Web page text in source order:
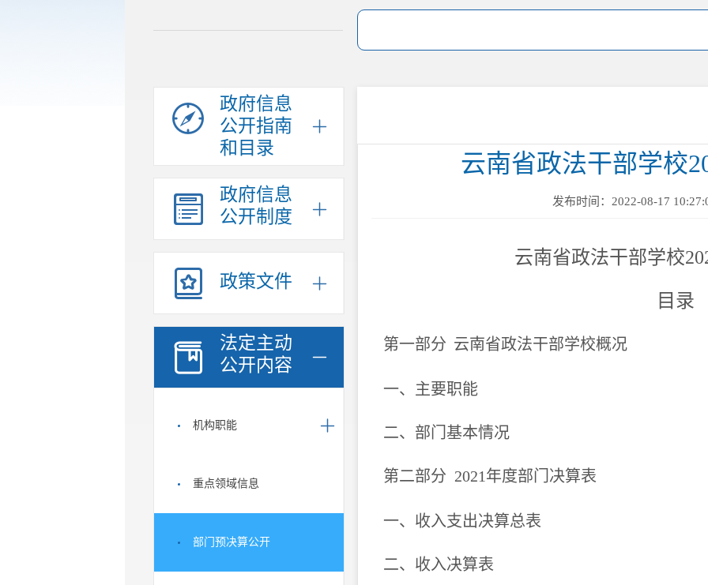
政府信息
公开指南
和目录
政府信息
公开制度
政策文件
法定主动
公开内容
机构职能
重点领域信息
部门预决算公开
云南省政法干部学校
发布时间：2022-08-17
云南省政法干部学校
目录
第一部分 云南省政法干部学校概况
一、主要职能
二、部门基本情况
第二部分 2021 年度部门决算表
一、收入支出决算总表
二、收入决算表